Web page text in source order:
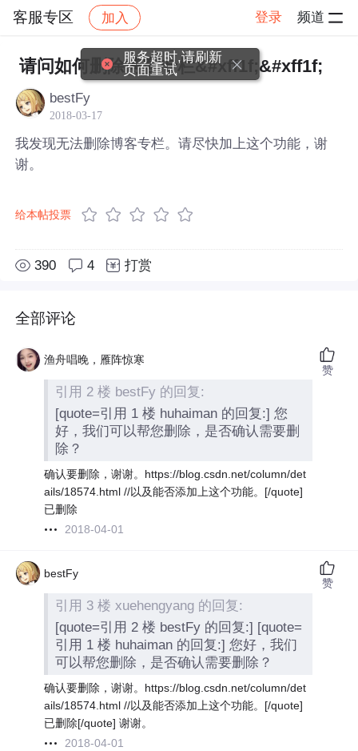
客服专区 加入 登录 频道
社区 客服专区 帖子详情
请问如何删除博客专栏&#xff1f;&#xff1f;
bestFy
2018-03-17
我发现无法删除博客专栏。请尽快加上这个功能，谢
谢。
给本帖投票
390 4 打赏
全部评论
渔舟唱晚，雁阵惊寒
引用 2 楼 bestFy 的回复:
[quote=引用 1 楼 huhaiman 的回复:] 您
好，我们可以帮您删除，是否确认需要删
除？
确认要删除，谢谢。https://blog.csdn.net/column/det
ails/18574.html //以及能否添加上这个功能。[/quote]
已删除
2018-04-01
赞
bestFy
引用 3 楼 xuehengyang 的回复:
[quote=引用 2 楼 bestFy 的回复:] [quote=
引用 1 楼 huhaiman 的回复:] 您好，我们
可以帮您删除，是否确认需要删除？
确认要删除，谢谢。https://blog.csdn.net/column/det
ails/18574.html //以及能否添加上这个功能。[/quote]
已删除[/quote] 谢谢。
2018-04-01
赞
服务超时,请刷新
页面重试